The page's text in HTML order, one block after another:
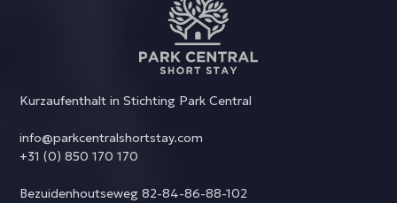
Kurzaufenthalt in Stichting Park Central
info@parkcentralshortstay.com
+31 (0) 850 170 170
Bezuidenhoutseweg 82-84-86-88-102